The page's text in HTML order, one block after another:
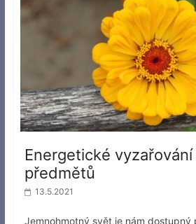
Energetické
předmětů
13.5.2021
Jemnohmotný svět je nám dostupný